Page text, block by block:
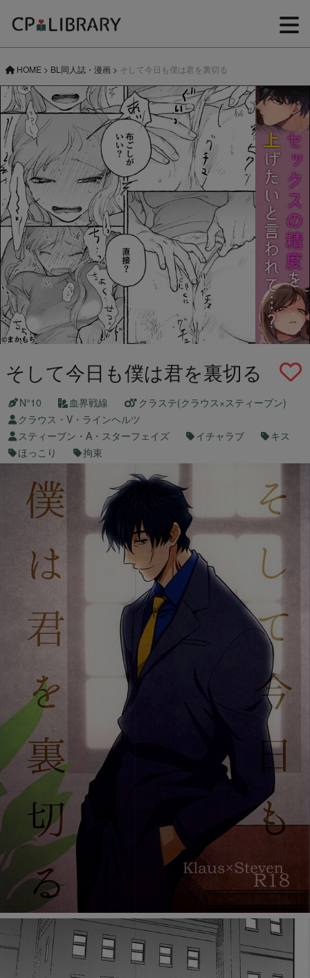
HOME > BL同人誌・漫画 > そして今日も僕は君を裏切る
そして今日も僕は君を裏切る
N°10 血界戦線
クラステ(クラウス×スティーブン)
クラウス・V・ラインヘルツ
スティーブン・A・スターフェイズ
イチャラブ
キス
ほっこり
拘束